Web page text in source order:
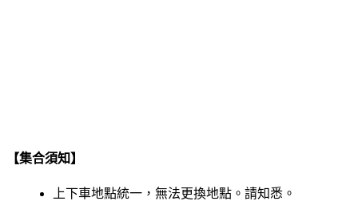
【集合須知】
上下車地點統一，無法更換地點。請知悉。